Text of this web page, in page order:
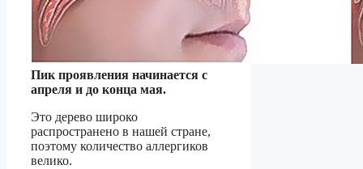
Пик проявления начинается с
апреля и до конца мая.
Это дерево широко
распространено в нашей стране,
поэтому количество аллергиков
велико.